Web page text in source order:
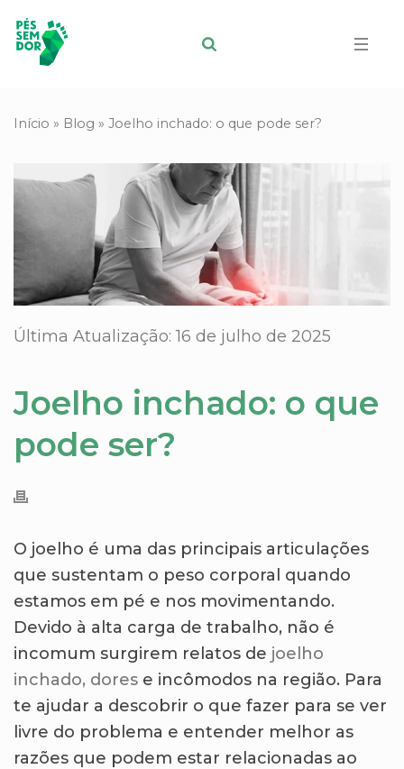
Início » Blog » Joelho inchado: o que pode ser?
Última Atualização: 16 de julho de 2025
Joelho inchado: o que
pode ser?
O joelho é uma das principais articulações
que sustentam o peso corporal quando
estamos em pé e nos movimentando.
Devido à alta carga de trabalho, não é
incomum surgirem relatos de joelho
inchado, dores e incômodos na região. Para
te ajudar a descobrir o que fazer para se ver
livre do problema e entender melhor as
razões que podem estar relacionadas ao